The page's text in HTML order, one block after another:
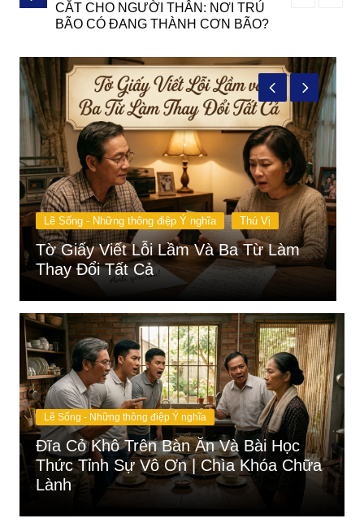
TRÚ
Thay Đổi Tất Cả
Lẽ Sống - Những thông điệp Ý nghĩa
Thú Vị
Truyện ngắn
Lời Chúc “Đau Đớn” Của Người Cha
Chánh Án Mỹ & Chìa Khóa Chữa Lành
Mọi Tổn Thương
Lẽ Sống - Những thông điệp Ý nghĩa
Đĩa Cỏ Khô Trên Bàn Ăn Và Bài Học
Thức Tỉnh Sự Vô Ơn | Chìa Khóa Chữa
Lành